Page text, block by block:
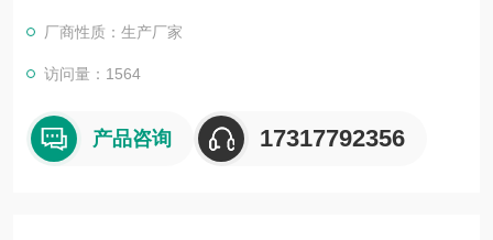
厂商性质：生产厂家
访问量：1564
产品咨询 17317792356